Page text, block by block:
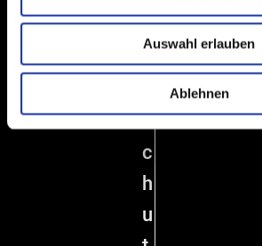
Auswahl erlauben
Ablehnen
t
e
s
c
h
u